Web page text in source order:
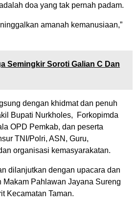
doa yang tak pernah padam.
amanah kemanusiaan,”
Semingkir Soroti Galian C Dan
dengan khidmat dan penuh
Bupati Nurkholes, Forkopimda
OPD Pemkab, dan peserta
TNI/Polri, ASN, Guru,
organisasi kemasyarakatan.
dilanjutkan dengan upacara dan
Makam Pahlawan Jayana Sureng
Kecamatan Taman.